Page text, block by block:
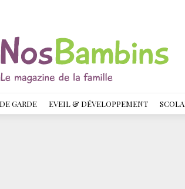
GARDE EVEIL & DÉVELOPPEMENT